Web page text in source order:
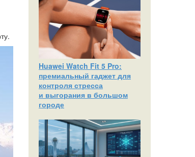
Huawei Watch Fit 5 Pro:
премиальный гаджет для
контроля стресса
и выгорания в большом
городе